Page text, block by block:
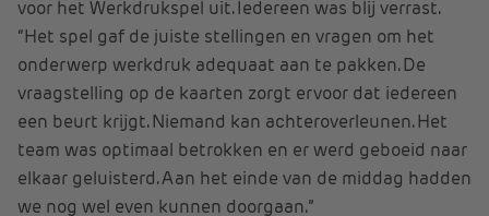
voor het Werkdrukspel uit. Iedereen was blij verrast.
“Het spel gaf de juiste stellingen en vragen om het
onderwerp werkdruk adequaat aan te pakken. De
vraagstelling op de kaarten zorgt ervoor dat iedereen
een beurt krijgt. Niemand kan achteroverleunen. Het
team was optimaal betrokken en er werd geboeid naar
elkaar geluisterd. Aan het einde van de middag hadden
we nog wel even kunnen doorgaan.”